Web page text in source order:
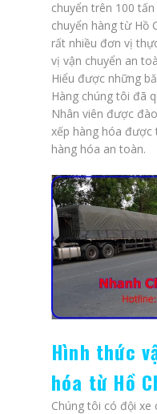
chuyển trên 100
chuyển hàng từ Hồ
rất nhiều đơn vị
vị vận chuyển an
Hiểu được những
Hàng chúng tôi đã
Nhân viên được
xếp hàng hóa
hàng hóa an toàn.
Hình thức
hóa từ Hồ
Chúng tôi có đội xe